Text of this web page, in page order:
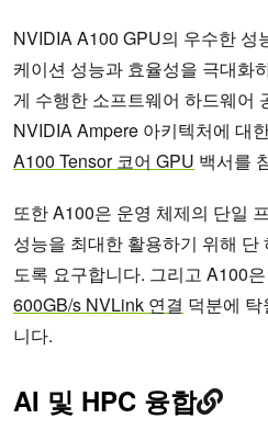
NVIDIA A100 GPU의 우수한 성
케이션 성능과 효율성을 극대화
게 수행한 소프트웨어 하드웨어
NVIDIA Ampere 아키텍처에 대
A100 Tensor 코어 GPU 백서를
또한 A100은 운영 체제의 단일
성능을 최대한 활용하기 위해
도록 요구합니다. 그리고 A100
600GB/s NVLink 연결 덕분에
니다.
AI 및 HPC 융합